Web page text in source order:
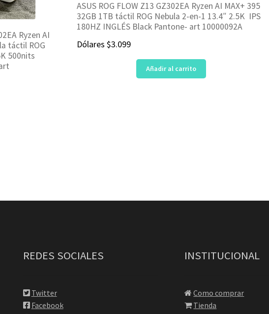
Ryzen AI
táctil ROG
500nits
ASUS ROG FLOW Z13 GZ302EA Ryzen AI MAX+ 395
32GB 1TB táctil ROG Nebula 2-en-1 13.4″ 2.5K IPS
180HZ INGLÉS Black Pantone- art 10000092A
Dólares$3.099
Añadir al carrito
REDES SOCIALES
Twitter
Facebook
INSTITUCIONAL
Como comprar
Tienda